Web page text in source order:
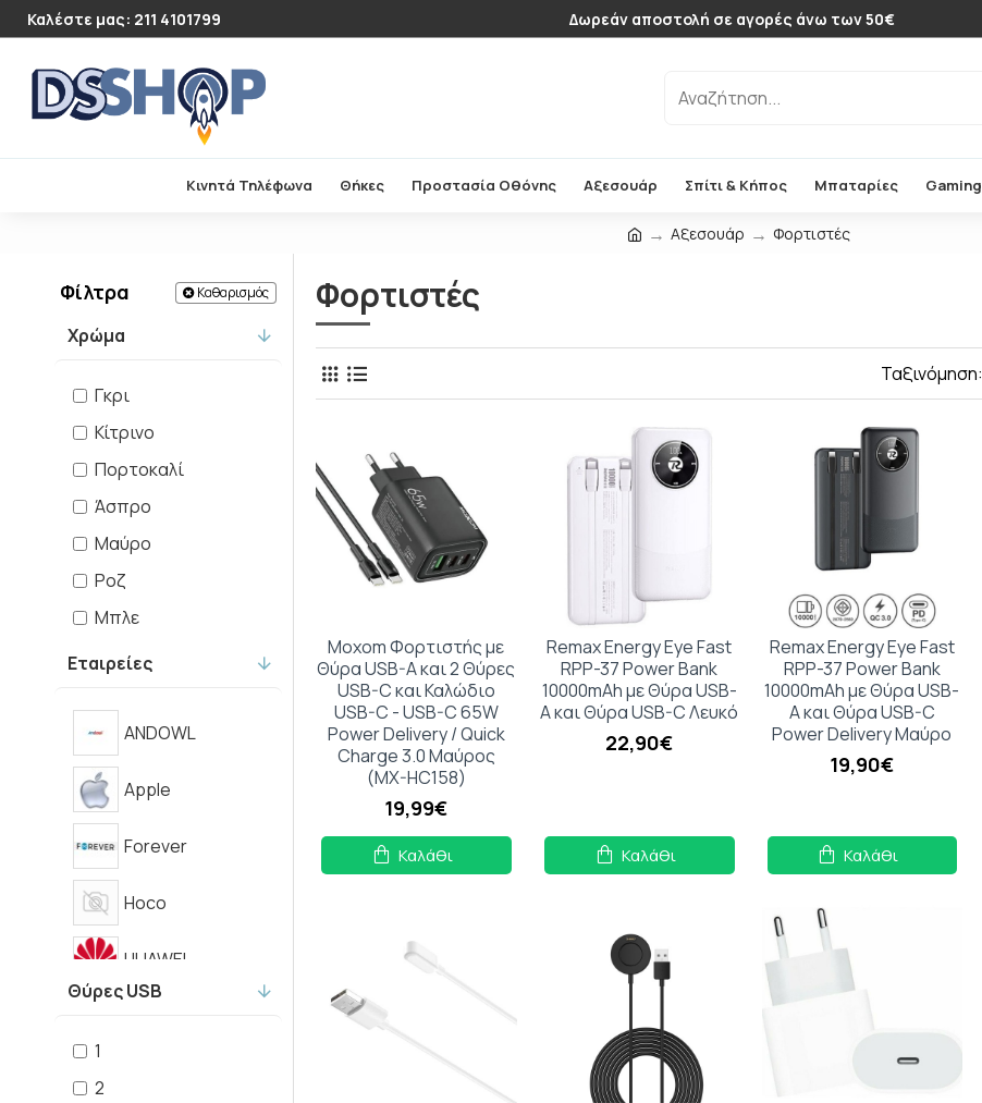
Καλέστε μας: 211 4101799 Δωρεάν αποστολή σε αγορές άνω των 50€
Κινητά Τηλέφωνα Θήκες Προστασία Οθόνης Αξεσουάρ Σπίτι & Κήπος Μπαταρίες Gaming
Αξεσουάρ Φορτιστές
Φίλτρα Καθαρισμός
Εταιρείες
ANDOWL
Apple
Forever
Hoco
HUAWEI
Θύρες USB
1
2
Χρώμα
Γκρι
Κίτρινο
Πορτοκαλί
Άσπρο
Μαύρο
Ροζ
Μπλε
Κόκκινο
Φορτιστές
Ταξινόμηση:
Moxom Φορτιστής με
Θύρα USB-A και 2 Θύρες
USB-C και Καλώδιο
USB-C - USB-C 65W
Power Delivery / Quick
Charge 3.0 Μαύρος
(MX-HC158)
19,99€
Καλάθι
Remax Energy Eye Fast
RPP-37 Power Bank
10000mAh με Θύρα USB-
A και Θύρα USB-C Λευκό
22,90€
Καλάθι
Remax Energy Eye Fast
RPP-37 Power Bank
10000mAh με Θύρα USB-
A και Θύρα USB-C
Power Delivery Μαύρο
19,90€
Καλάθι